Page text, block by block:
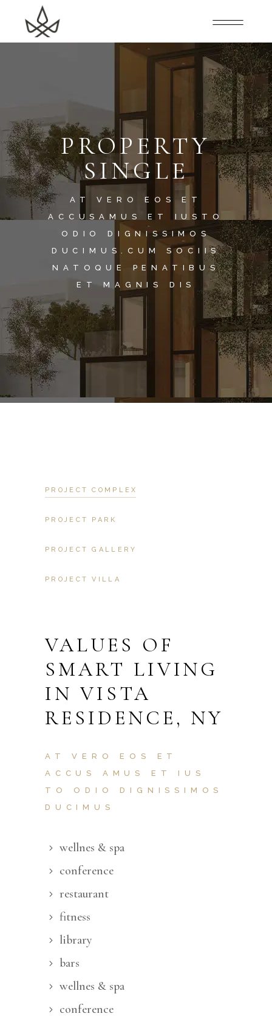
PROPERTY
SINGLE
AT VERO EOS ET
ACCUSAMUS ET IUSTO
ODIO DIGNISSIMOS
DUCIMUS.CUM SOCIIS
NATOQUE PENATIBUS
ET MAGNIS DIS
PROJECT COMPLEX
PROJECT PARK
PROJECT GALLERY
PROJECT VILLA
VALUES OF
SMART LIVING
IN VISTA
RESIDENCE, NY
AT VERO EOS ET
ACCUS AMUS ET IUS
TO ODIO DIGNISSIMOS
DUCIMUS
wellnes & spa
conference
restaurant
fitness
library
bars
wellnes & spa
conference